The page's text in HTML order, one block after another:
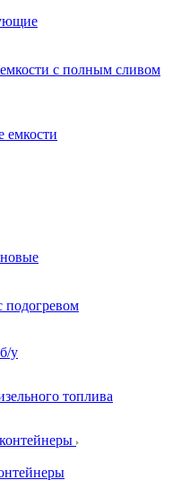
с полным сливом
емкости
подогревом
у
топлива